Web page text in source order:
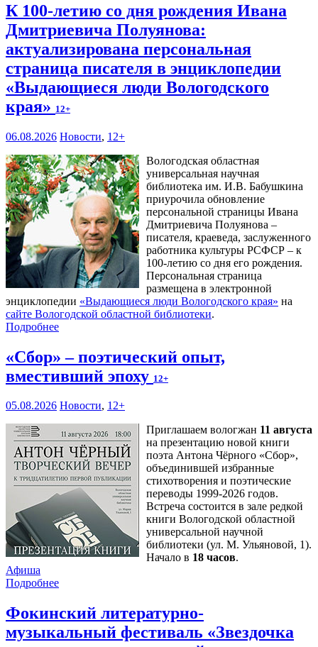
К 100-летию со дня рождения Ивана
Дмитриевича Полуянова:
актуализирована персональная
страница писателя в энциклопедии
«Выдающиеся люди Вологодского
края» 12+
06.08.2026 Новости, 12+
Вологодская областная
универсальная научная
библиотека им. И.В. Бабушкина
приурочила обновление
персональной страницы Ивана
Дмитриевича Полуянова –
писателя, краеведа, заслуженного
работника культуры РСФСР – к
100‑летию со дня его рождения.
Персональная страница
размещена в электронной
энциклопедии «Выдающиеся люди Вологодского края» на
сайте Вологодской областной библиотеки.
Подробнее
«Сбор» – поэтический опыт,
вместивший эпоху 12+
05.08.2026 Новости, 12+
Приглашаем вологжан 11 августа
на презентацию новой книги
поэта Антона Чёрного «Сбор»,
объединившей избранные
стихотворения и поэтические
переводы 1999-2026 годов.
Встреча состоится в зале редкой
книги Вологодской областной
универсальной научной
библиотеки (ул. М. Ульяновой, 1).
Начало в 18 часов.
Афиша
Подробнее
Фокинский литературно-
музыкальный фестиваль «Звездочка